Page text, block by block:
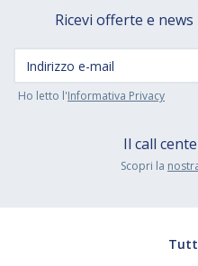
Ricevi offerte e
Ho letto l'Informativa Privacy
Il call
Scopri la